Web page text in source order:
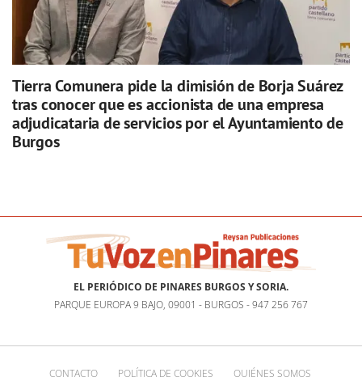
Tierra Comunera pide la dimisión de Borja Suárez
tras conocer que es accionista de una empresa
adjudicataria de servicios por el Ayuntamiento de
Burgos
EL PERIÓDICO DE PINARES BURGOS Y SORIA.
PARQUE EUROPA 9 BAJO, 09001 - BURGOS - 947 256 767
CONTACTO POLÍTICA DE COOKIES QUIÉNES SOMOS